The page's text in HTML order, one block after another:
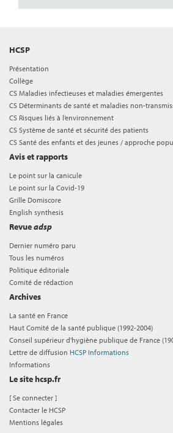
HCSP
Présentation
Collège
CS Maladies infectieuses et maladies émergentes
CS Déterminants de santé et maladies non-
CS Risques liés à l’environnement
CS Système de santé et sécurité des patients
CS Santé des enfants et des jeunes / approche
Avis et rapports
Le point sur la canicule
Le point sur la Covid-19
Grille Domiscore
English synthesis
Revueadsp
Dernier numéro paru
Tous les numéros
Politique éditoriale
Comité de rédaction
Archives
La santé en France
Haut Comité de la santé publique (1992-2004)
Conseil supérieur d'hygiène publique de France
Lettre de diffusion HCSP Informations
Informations
Le site hcsp.fr
[Se connecter ]
Contacter le HCSP
Mentions légales